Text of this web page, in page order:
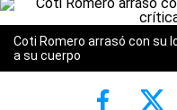
Coti Romero arrasó con su
a su cuerpo